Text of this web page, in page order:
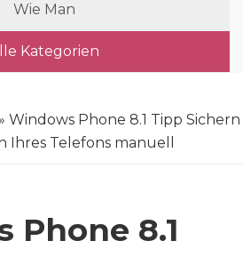
Wie Man
Kategorien
» Windows Phone 8.1 Tipp Sichern
Ihres Telefons manuell
Phone 8.1